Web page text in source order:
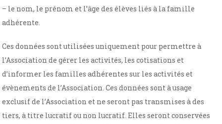
– le nom, le prénom et l’âge des élèves liés à la famille
adhérente.
Ces données sont utilisées uniquement pour permettre à
l’Association de gérer les activités, les cotisations et
d’informer les familles adhérentes sur les activités et
évènements de l’Association. Ces données sont à usage
exclusif de l’Association et ne seront pas transmises à des
tiers, à titre lucratif ou non lucratif. Elles seront conservées